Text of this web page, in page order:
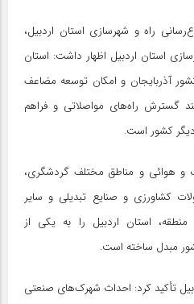
راه و شهرسازی استان اردبیل،
استان اردبیل اظهار داشت: استان
آذربایجان و امکان توسعه مضاعف
گسترش راه‌های مواصلاتی و فراهم
دیگر کشور است.
و هوائی و مناطق مختلف گردشگری،
کشاورزی و صنایع تبدیلی و سایر
منطقه، استان اردبیل را به یکی از
مبدل ساخته است.
تأکید کرد: احداث شهرک‌های صنعتی